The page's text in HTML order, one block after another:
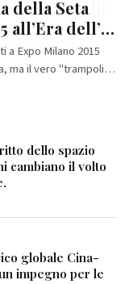
della Seta
all’Era dell’IA
a Expo Milano 2015
ma il vero "trampolino
il…
dello spazio
cambiano il volto
globale Cina-
impegno per le